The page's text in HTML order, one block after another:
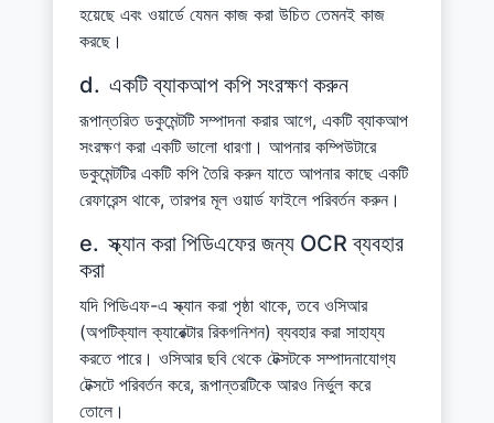
হয়েছে এবং ওয়ার্ডে যেমন কাজ করা উচিত তেমনই কাজ
করছে।
d. একটি ব্যাকআপ কপি সংরক্ষণ করুন
রূপান্তরিত ডকুমেন্টটি সম্পাদনা করার আগে, একটি ব্যাকআপ
সংরক্ষণ করা একটি ভালো ধারণা। আপনার কম্পিউটারে
ডকুমেন্টটির একটি কপি তৈরি করুন যাতে আপনার কাছে একটি
রেফারেন্স থাকে, তারপর মূল ওয়ার্ড ফাইলে পরিবর্তন করুন।
e. স্ক্যান করা পিডিএফের জন্য OCR ব্যবহার
করা
যদি পিডিএফ-এ স্ক্যান করা পৃষ্ঠা থাকে, তবে ওসিআর
(অপটিক্যাল ক্যারেক্টার রিকগনিশন) ব্যবহার করা সাহায্য
করতে পারে। ওসিআর ছবি থেকে টেক্সটকে সম্পাদনাযোগ্য
টেক্সটে পরিবর্তন করে, রূপান্তরটিকে আরও নির্ভুল করে
তোলে।